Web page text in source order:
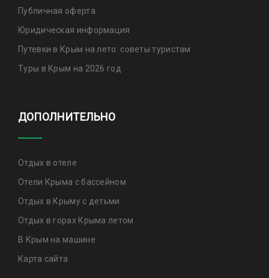
Публичная оферта
Юридическая информация
Путевки в Крым на лето: советы туристам
Туры в Крым на 2026 год
ДОПОЛНИТЕЛЬНО
Отдых в отеле
Отели Крыма с бассейном
Отдых в Крыму с детьми
Отдых в горах Крыма летом
В Крым на машине
Карта сайта